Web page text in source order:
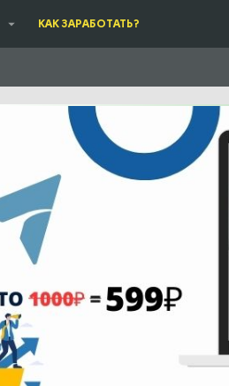
КАК ЗАРАБОТАТЬ?